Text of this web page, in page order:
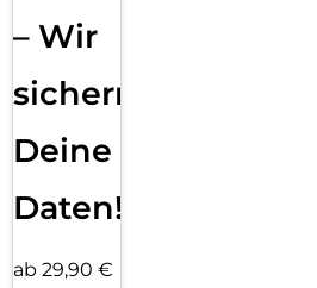
– Wir
sichern
Deine
Daten!
ab 29,90 €